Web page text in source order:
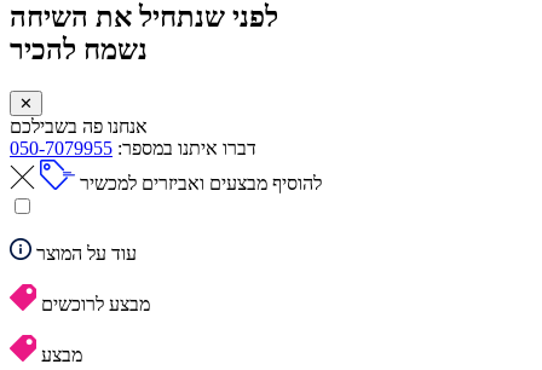
לפני שנתחיל את השיחה
נשמח להכיר
✕
אנחנו פה בשבילכם
דברו איתנו במספר: 050-7079955
להוסיף מבצעים ואביזרים למכשיר
עוד על המוצר
מבצע לרוכשים
מבצע